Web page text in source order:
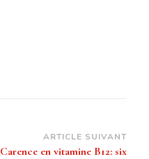
ARTICLE SUIVANT
Carence en vitamine B12: six